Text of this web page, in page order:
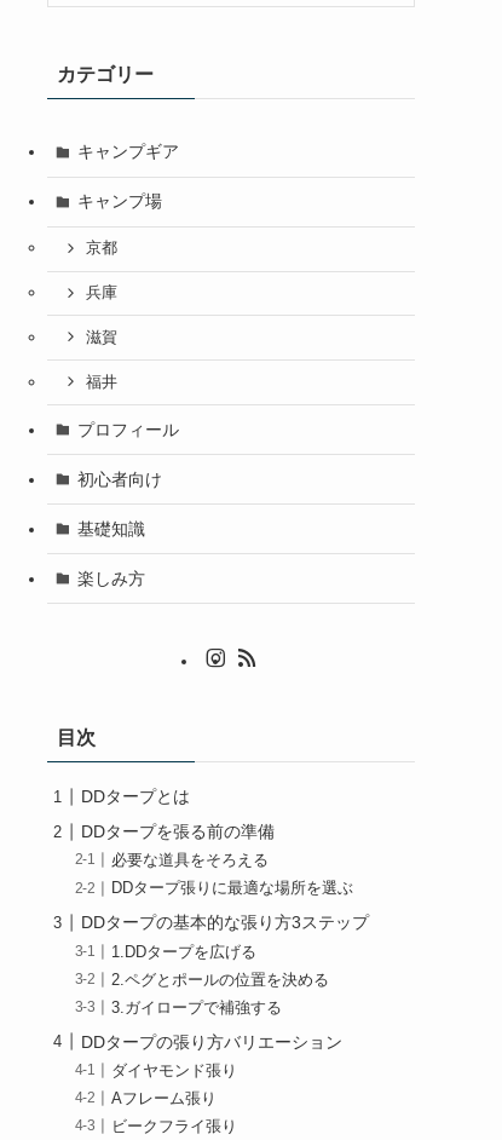
カテゴリー
キャンプギア
キャンプ場
京都
兵庫
滋賀
福井
プロフィール
初心者向け
基礎知識
楽しみ方
目次
DDタープとは
DDタープを張る前の準備
必要な道具をそろえる
DDタープ張りに最適な場所を選ぶ
DDタープの基本的な張り方3ステップ
1.DDタープを広げる
2.ペグとポールの位置を決める
3.ガイロープで補強する
DDタープの張り方バリエーション
ダイヤモンド張り
Aフレーム張り
ビークフライ張り